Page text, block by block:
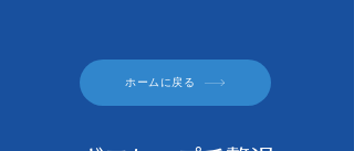
ホームに戻る